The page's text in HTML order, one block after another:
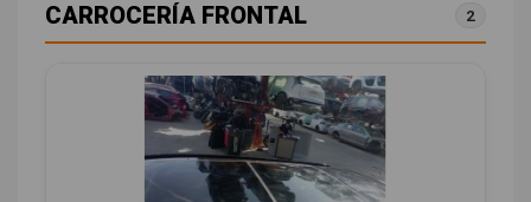
CARROCERÍA FRONTAL 2